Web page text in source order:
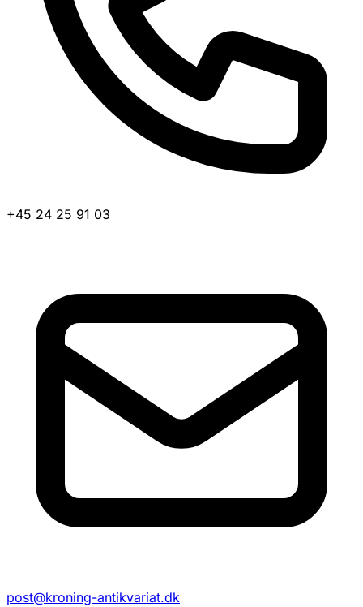
+45 24 25 91 03
post@kroning-antikvariat.dk